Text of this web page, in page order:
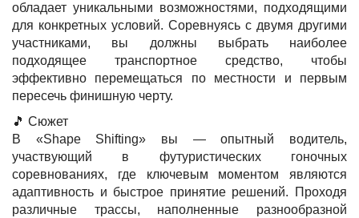
обладает уникальными возможностями, подходящими
для конкретных условий. Соревнуясь с двумя другими
участниками, вы должны выбрать наиболее
подходящее транспортное средство, чтобы
эффективно перемещаться по местности и первым
пересечь финишную черту.
🎵 Сюжет
В «Shape Shifting» вы — опытный водитель,
участвующий в футуристических гоночных
соревнованиях, где ключевым моментом являются
адаптивность и быстрое принятие решений. Проходя
различные трассы, наполненные разнообразной